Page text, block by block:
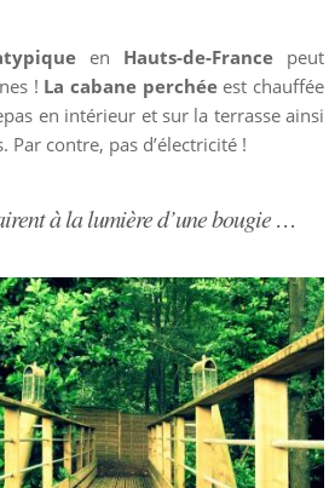
en Hauts-de-France peut
! La cabane perchéeest chauffée
en intérieur et sur la terrasse ainsi
Par contre, pas d’électricité !
à la lumière d’une bougie …